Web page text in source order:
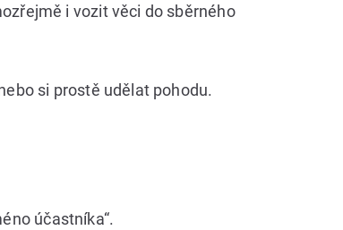
i vozit věci do sběrného
si prostě udělat pohodu.
účastníka“.